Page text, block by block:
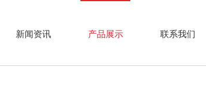
新闻资讯 产品展示 联系我们